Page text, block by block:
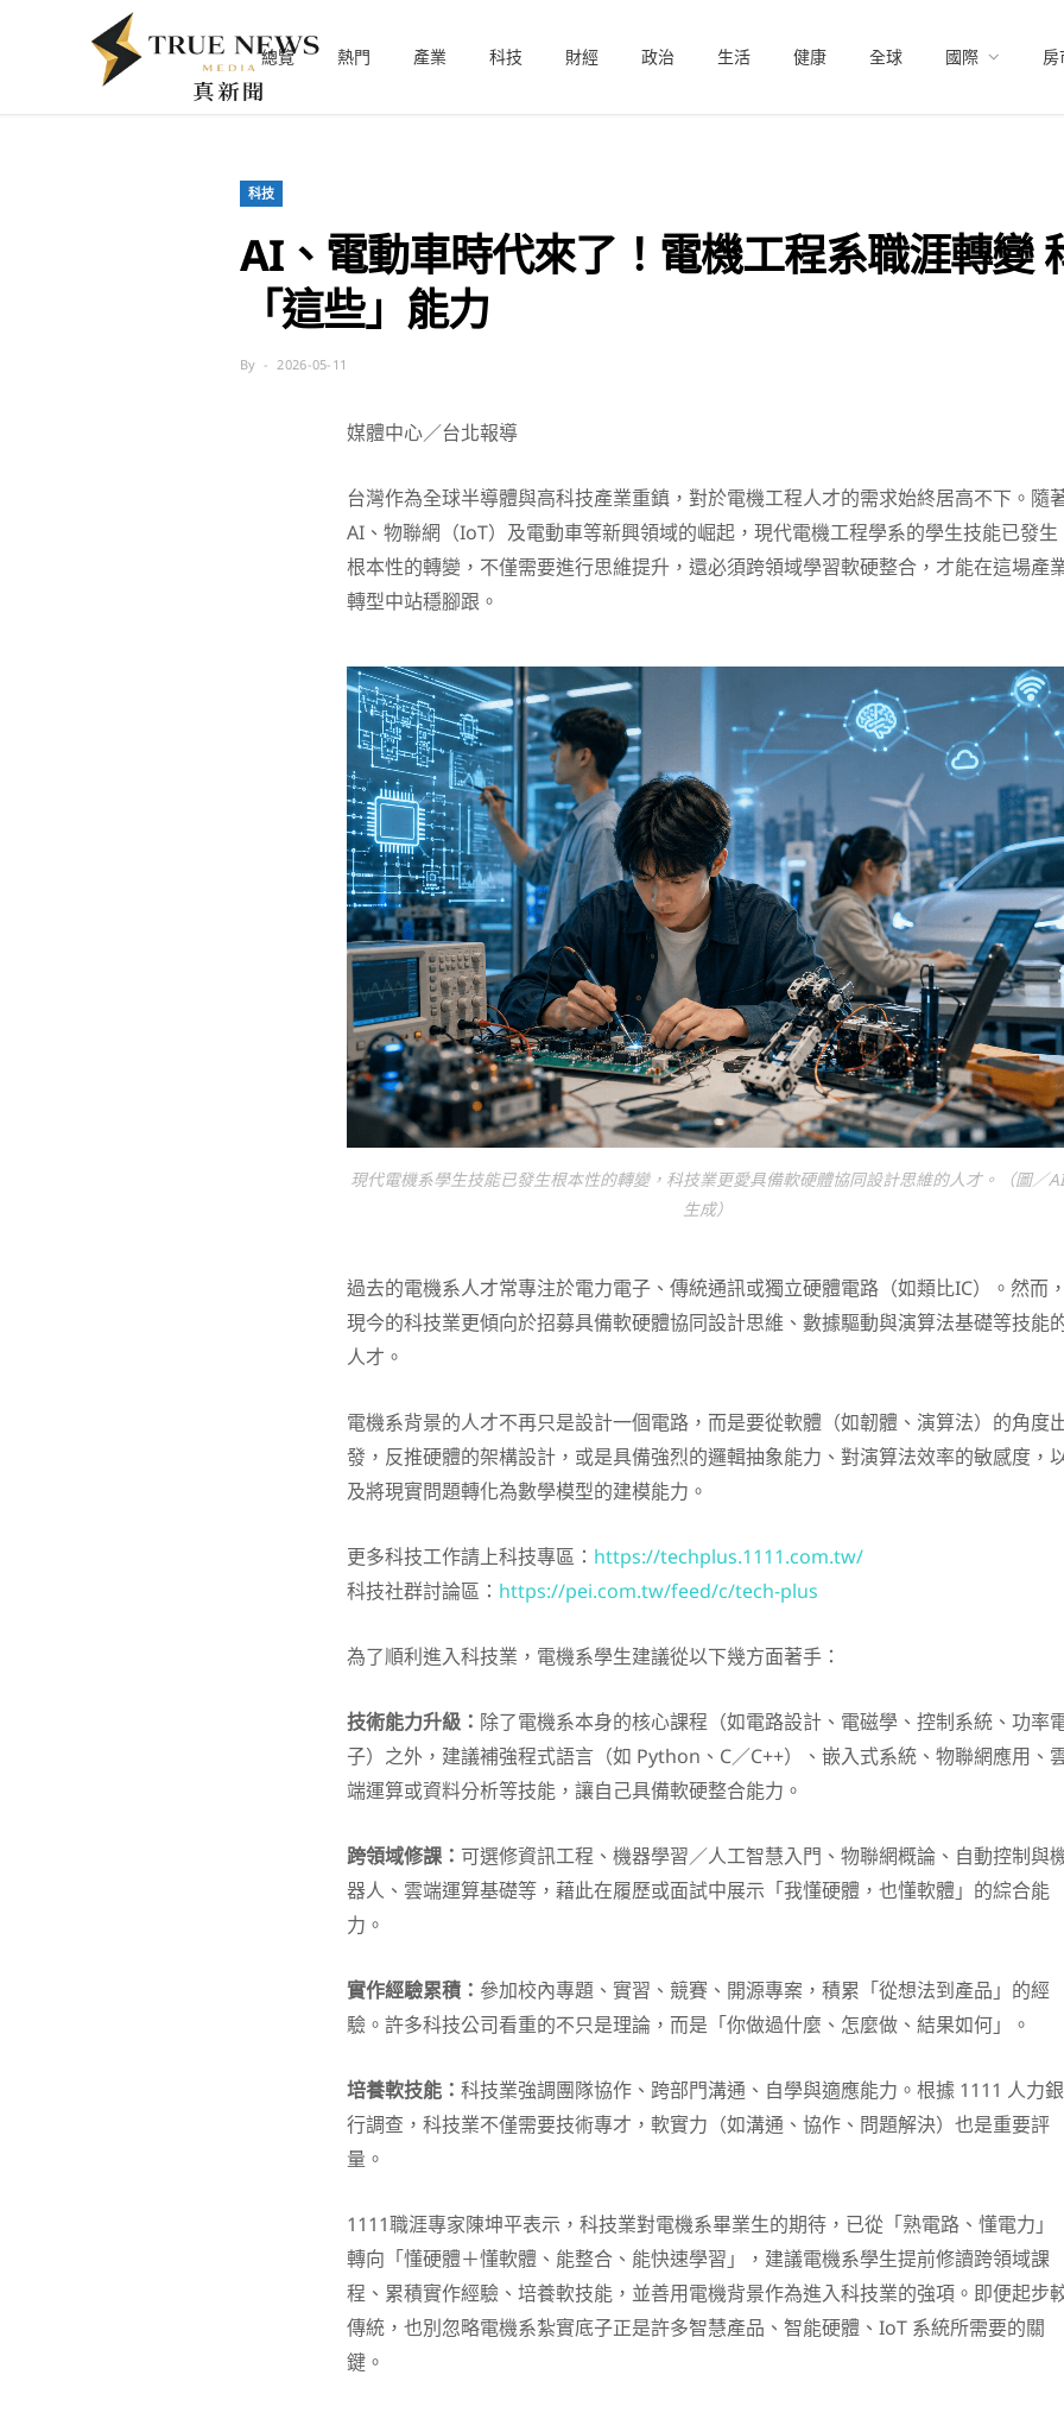
總覽 熱門 產業 科技 財經 政治 生活 健康 全球 國際 房
科技
AI、電動車時代來了！電機工程系職涯轉變
「這些」能力
By 2026-05-11
媒體中心／台北報導
台灣作為全球半導體與高科技產業重鎮，對於電機工程人才的需求始終居高不下。隨
AI、物聯網（IoT）及電動車等新興領域的崛起，現代電機工程學系的學生技能已發生
根本性的轉變，不僅需要進行思維提升，還必須跨領域學習軟硬整合，才能在這場產
轉型中站穩腳跟。
現代電機系學生技能已發生根本性的轉變，科技業更愛具備軟硬體協同設計思維的人才。（圖／AI
生成）
過去的電機系人才常專注於電力電子、傳統通訊或獨立硬體電路（如類比IC）。然而
現今的科技業更傾向於招募具備軟硬體協同設計思維、數據驅動與演算法基礎等技能
人才。
電機系背景的人才不再只是設計一個電路，而是要從軟體（如韌體、演算法）的角度
發，反推硬體的架構設計，或是具備強烈的邏輯抽象能力、對演算法效率的敏感度，
及將現實問題轉化為數學模型的建模能力。
更多科技工作請上科技專區： https://techplus.1111.com.tw/
科技社群討論區： https://pei.com.tw/feed/c/tech-plus
為了順利進入科技業，電機系學生建議從以下幾方面著手：
技術能力升級： 除了電機系本身的核心課程（如電路設計、電磁學、控制系統、功率
子）之外，建議補強程式語言（如 Python、C／C++）、嵌入式系統、物聯網應用、
端運算或資料分析等技能，讓自己具備軟硬整合能力。
跨領域修課： 可選修資訊工程、機器學習／人工智慧入門、物聯網概論、自動控制與
器人、雲端運算基礎等，藉此在履歷或面試中展示「我懂硬體，也懂軟體」的綜合能
力。
實作經驗累積： 參加校內專題、實習、競賽、開源專案，積累「從想法到產品」的經
驗。許多科技公司看重的不只是理論，而是「你做過什麼、怎麼做、結果如何」。
培養軟技能： 科技業強調團隊協作、跨部門溝通、自學與適應能力。根據 1111 人力銀
行調查，科技業不僅需要技術專才，軟實力（如溝通、協作、問題解決）也是重要評
量。
1111職涯專家陳坤平表示，科技業對電機系畢業生的期待，已從「熟電路、懂電力」
轉向「懂硬體＋懂軟體、能整合、能快速學習」，建議電機系學生提前修讀跨領域課
程、累積實作經驗、培養軟技能，並善用電機背景作為進入科技業的強項。即便起步
傳統，也別忽略電機系紮實底子正是許多智慧產品、智能硬體、IoT 系統所需要的關
鍵。